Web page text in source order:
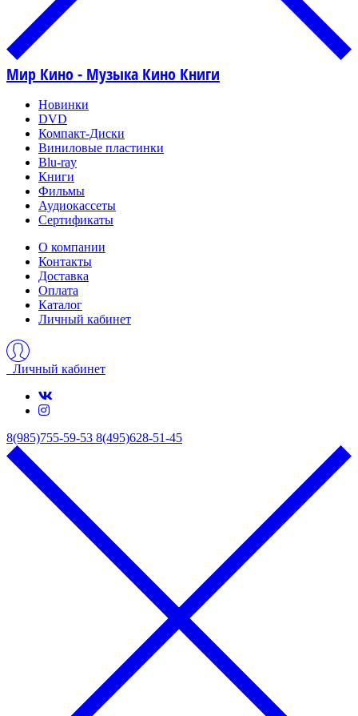
Мир Кино - Музыка Кино Книги
Новинки
DVD
Компакт-Диски
Виниловые пластинки
Blu-ray
Книги
Фильмы
Аудиокассеты
Сертификаты
О компании
Контакты
Доставка
Оплата
Каталог
Личный кабинет
Личный кабинет
8(985)755-59-53 8(495)628-51-45